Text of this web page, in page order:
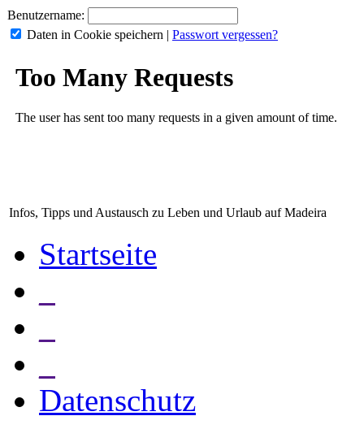
Benutzername:
Daten in Cookie speichern | Passwort vergessen?
Infos, Tipps und Austausch zu Leben und Urlaub auf Madeira
Startseite
Datenschutz